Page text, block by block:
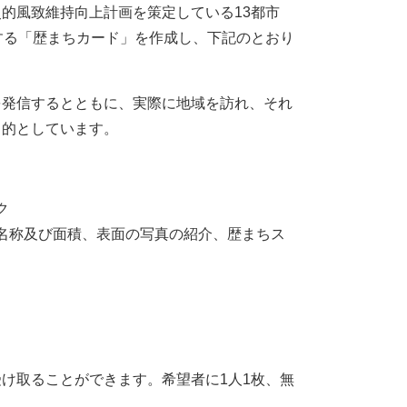
風致維持向上計画を策定している13都市
「歴まちカード」を作成し、下記のとおり
信するとともに、実際に地域を訪れ、それ
としています。
及び面積、表面の写真の紹介、歴まちス
取ることができます。希望者に1人1枚、無